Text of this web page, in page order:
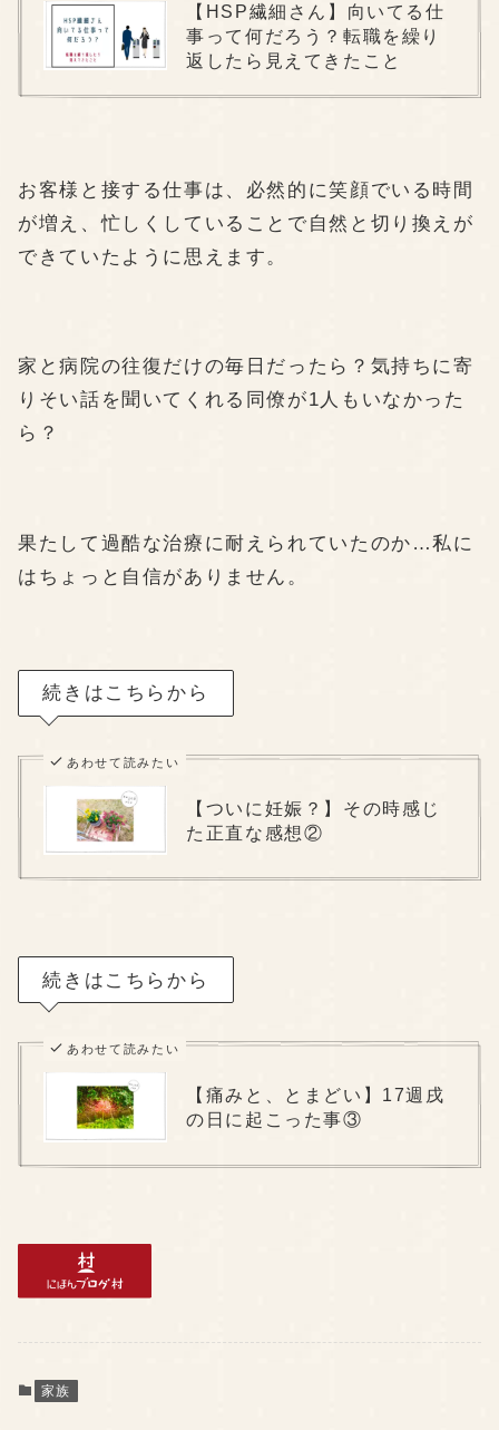
【HSP繊細さん】向いてる仕
事って何だろう？転職を繰り
返したら見えてきたこと
お客様と接する仕事は、必然的に笑顔でいる時間
が増え、忙しくしていることで自然と切り換えが
できていたように思えます。
家と病院の往復だけの毎日だったら？気持ちに寄
りそい話を聞いてくれる同僚が1人もいなかった
ら？
果たして過酷な治療に耐えられていたのか…私に
はちょっと自信がありません。
続きはこちらから
あわせて読みたい
【ついに妊娠？】その時感じ
た正直な感想②
続きはこちらから
あわせて読みたい
【痛みと、とまどい】17週戌
の日に起こった事③
家族